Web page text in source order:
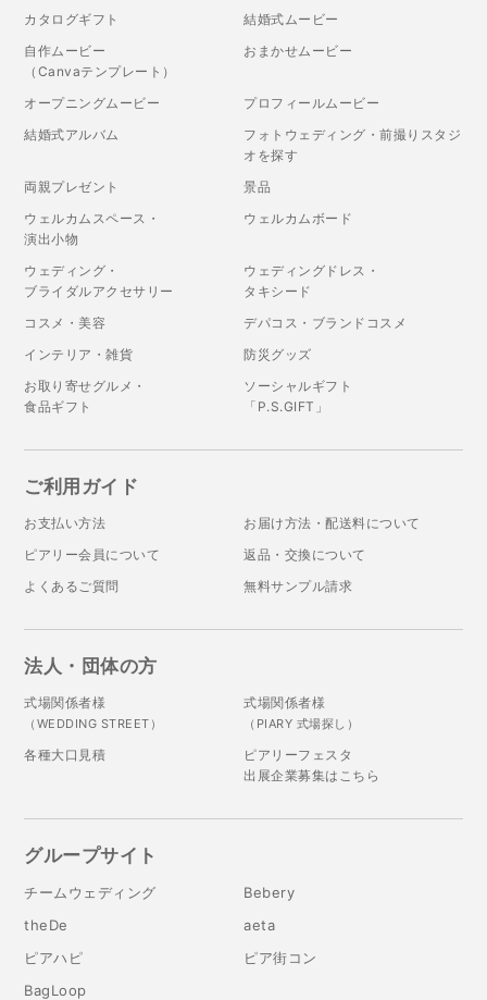
カタログギフト
結婚式ムービー
自作ムービー
（Canvaテンプレート）
おまかせムービー
オープニングムービー
プロフィールムービー
結婚式アルバム
フォトウェディング・前撮りスタジ
オを探す
両親プレゼント
景品
ウェルカムスペース・
演出小物
ウェルカムボード
ウェディング・
ブライダルアクセサリー
ウェディングドレス・
タキシード
コスメ・美容
デパコス・ブランドコスメ
インテリア・雑貨
防災グッズ
お取り寄せグルメ・
食品ギフト
ソーシャルギフト
「P.S.GIFT」
ご利用ガイド
お支払い方法
お届け方法・配送料について
ピアリー会員について
返品・交換について
よくあるご質問
無料サンプル請求
法人・団体の方
式場関係者様
（WEDDING STREET）
式場関係者様
（PIARY 式場探し）
各種大口見積
ピアリーフェスタ
出展企業募集はこちら
グループサイト
チームウェディング
Bebery
theDe
aeta
ピアハピ
ピア街コン
BagLoop